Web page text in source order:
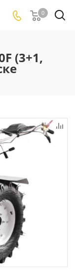
0
(3+1,